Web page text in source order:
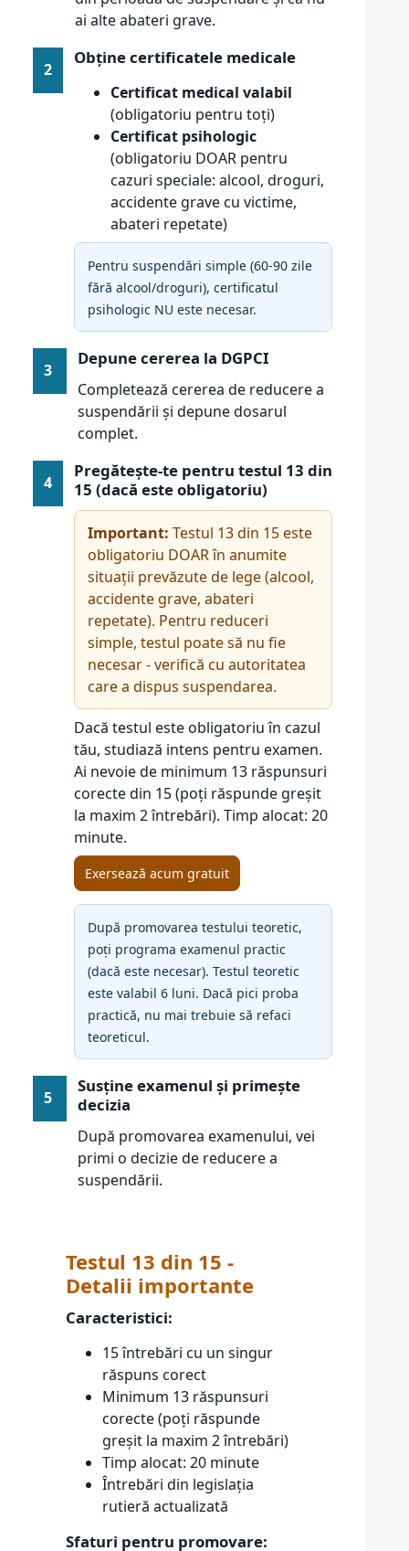
ai alte abateri grave.
2
Obține certificatele medicale
Certificat medical valabil
(obligatoriu pentru toți)
Certificat psihologic
(obligatoriu DOAR pentru
cazuri speciale: alcool, droguri,
accidente grave cu victime,
abateri repetate)
Pentru suspendări simple (60-90 zile
fără alcool/droguri), certificatul
psihologic NU este necesar.
3
Depune cererea la DGPCI
Completează cererea de reducere a
suspendării și depune dosarul
complet.
4
Pregătește-te pentru testul 13 din
15 (dacă este obligatoriu)
Important: Testul 13 din 15 este
obligatoriu DOAR în anumite
situații prevăzute de lege (alcool,
accidente grave, abateri
repetate). Pentru reduceri
simple, testul poate să nu fie
necesar - verifică cu autoritatea
care a dispus suspendarea.
Dacă testul este obligatoriu în cazul
tău, studiază intens pentru examen.
Ai nevoie de minimum 13 răspunsuri
corecte din 15 (poți răspunde greșit
la maxim 2 întrebări). Timp alocat: 20
minute.
Exersează acum gratuit
După promovarea testului teoretic,
poți programa examenul practic
(dacă este necesar). Testul teoretic
este valabil 6 luni. Dacă pici proba
practică, nu mai trebuie să refaci
teoreticul.
5
Susține examenul și primește
decizia
După promovarea examenului, vei
primi o decizie de reducere a
suspendării.
Testul 13 din 15 -
Detalii importante
Caracteristici:
15 întrebări cu un singur
răspuns corect
Minimum 13 răspunsuri
corecte (poți răspunde
greșit la maxim 2 întrebări)
Timp alocat: 20 minute
Întrebări din legislația
rutieră actualizată
Sfaturi pentru promovare: